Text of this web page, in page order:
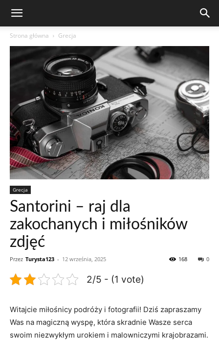
Strona główna Grecja
Grecja
Santorini – raj dla
zakochanych i miłośników
zdjęć
Przez Turysta123 - 12 września, 2025 0
168
2/5 - (1 vote)
Witajcie miłośnicy podróży i fotografii!‍ Dziś ‌zapraszamy
Was na⁢ magiczną wyspę,⁢ która skradnie Wasze serca‌
swoim niezwykłym urokiem​ i ⁣malowniczymi ‌krajobrazami.